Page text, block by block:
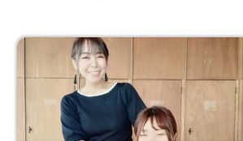
く、孤独なものです。嫌気が差してくる
時もありましたが、そのような中でも高
橋様のお支えにより、ここまで来ること
ができました。 感謝を申し上げて口コミ
とさせて頂きます。ありがとうございま
した。